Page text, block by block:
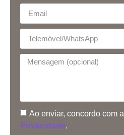
Ao enviar, concordo com a
Privacidade.